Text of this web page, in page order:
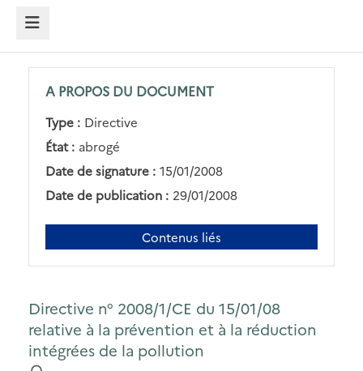
MENU
A PROPOS DU DOCUMENT
Type : Directive
État : abrogé
Date de signature : 15/01/2008
Date de publication : 29/01/2008
Contenus liés
Directive n° 2008/1/CE du 15/01/08
relative à la prévention et à la réduction
intégrées de la pollution